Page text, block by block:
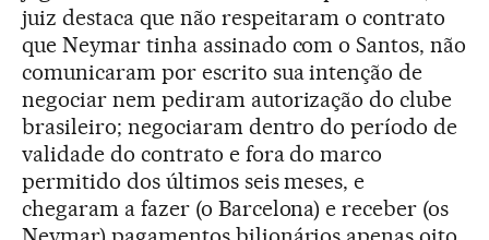
juiz destaca que não respeitaram o contrato
que Neymar tinha assinado com o Santos, não
comunicaram por escrito sua intenção de
negociar nem pediram autorização do clube
brasileiro; negociaram dentro do período de
validade do contrato e fora do marco
permitido dos últimos seis meses, e
chegaram a fazer (o Barcelona) e receber (os